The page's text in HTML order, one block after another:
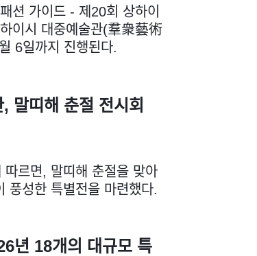
션 가이드 - 제20회 상하이
이시 대중예술관(羣衆藝術
6일까지 진행된다.
말띠해 춘절 전시회
따르면, 말띠해 춘절을 맞아
풍성한 특별전을 마련했다.
년 18개의 대규모 특